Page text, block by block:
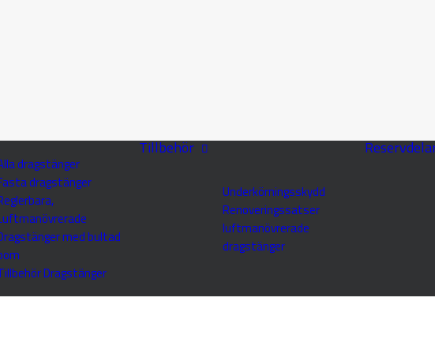
dragstänger
dragstänger
med bultad
Dragstänger
Tillbehör
Underkörningsskydd
Renoveringssatser
luftmanövrerade
dragstänger